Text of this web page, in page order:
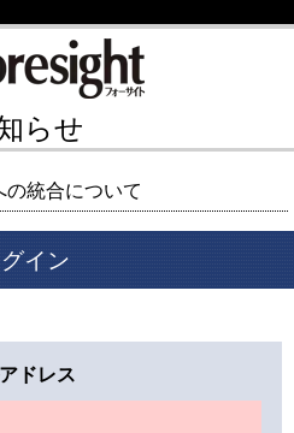
らせ
統合について
イン
ドレス